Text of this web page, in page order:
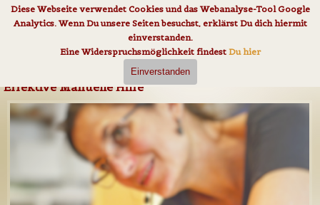
Diese Webseite verwendet Cookies und das Webanalyse-Tool Google
Analytics. Wenn Du unsere Seiten besuchst, erklärst Du dich hiermit
einverstanden.
Eine Widerspruchsmöglichkeit findest Du hier
Einverstanden
Direkt zum Seiteninhalt
Effektive Manuelle Hilfe